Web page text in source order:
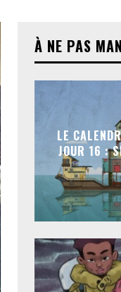
À NE PAS
LE
JOUR 16 :